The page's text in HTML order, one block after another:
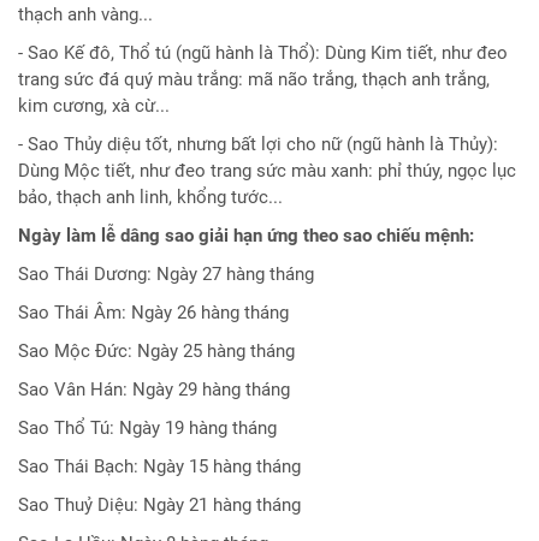
thạch anh vàng...
- Sao Kế đô, Thổ tú (ngũ hành là Thổ): Dùng Kim tiết, như đeo
trang sức đá quý màu trắng: mã não trắng, thạch anh trắng,
kim cương, xà cừ...
- Sao Thủy diệu tốt, nhưng bất lợi cho nữ (ngũ hành là Thủy):
Dùng Mộc tiết, như đeo trang sức màu xanh: phỉ thúy, ngọc lục
bảo, thạch anh linh, khổng tước...
Ngày làm lễ dâng sao giải hạn ứng theo sao chiếu mệnh:
Sao Thái Dương: Ngày 27 hàng tháng
Sao Thái Âm: Ngày 26 hàng tháng
Sao Mộc Đức: Ngày 25 hàng tháng
Sao Vân Hán: Ngày 29 hàng tháng
Sao Thổ Tú: Ngày 19 hàng tháng
Sao Thái Bạch: Ngày 15 hàng tháng
Sao Thuỷ Diệu: Ngày 21 hàng tháng